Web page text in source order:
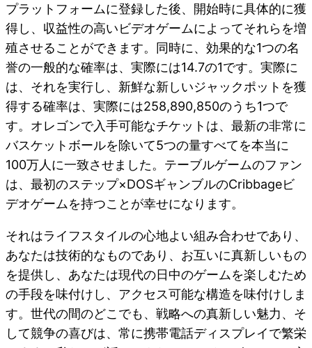
プラットフォームに登録した後、開始時に具体的に獲
得し、収益性の高いビデオゲームによってそれらを増
殖させることができます。同時に、効果的な1つの名
誉の一般的な確率は、実際には14.7の1です。実際に
は、それを実行し、新鮮な新しいジャックポットを獲
得する確率は、実際には258,890,850のうち1つで
す。オレゴンで入手可能なチケットは、最新の非常に
バスケットボールを除いて5つの量すべてを本当に
100万人に一致させました。テーブルゲームのファン
は、最初のステップ×DOSギャンブルのCribbageビ
デオゲームを持つことが幸せになります。
それはライフスタイルの心地よい組み合わせであり、
あなたは技術的なものであり、お互いに真新しいもの
を提供し、あなたは現代の日中のゲームを楽しむため
の手段を味付けし、アクセス可能な構造を味付けしま
す。世代の間のどこでも、戦略への真新しい魅力、そ
して競争の喜びは、常に携帯電話ディスプレイで繁栄